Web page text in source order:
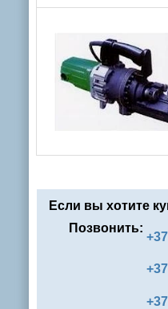
Если вы хотите
Позвонить: